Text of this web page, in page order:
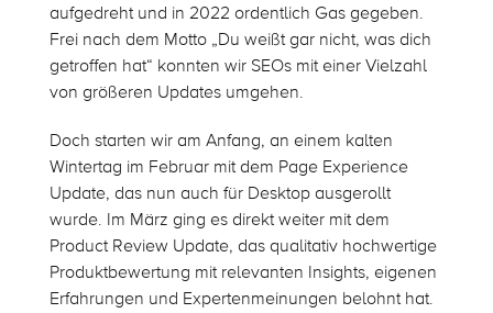
aufgedreht und in 2022 ordentlich Gas gegeben.
Frei nach dem Motto „Du weißt gar nicht, was dich
getroffen hat“ konnten wir SEOs mit einer Vielzahl
von größeren Updates umgehen.
Doch starten wir am Anfang, an einem kalten
Wintertag im Februar mit dem Page Experience
Update, das nun auch für Desktop ausgerollt
wurde. Im März ging es direkt weiter mit dem
Product Review Update, das qualitativ hochwertige
Produktbewertung mit relevanten Insights, eigenen
Erfahrungen und Expertenmeinungen belohnt hat.